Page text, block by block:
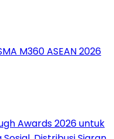
M360 ASEAN 2026
Awards 2026 untuk